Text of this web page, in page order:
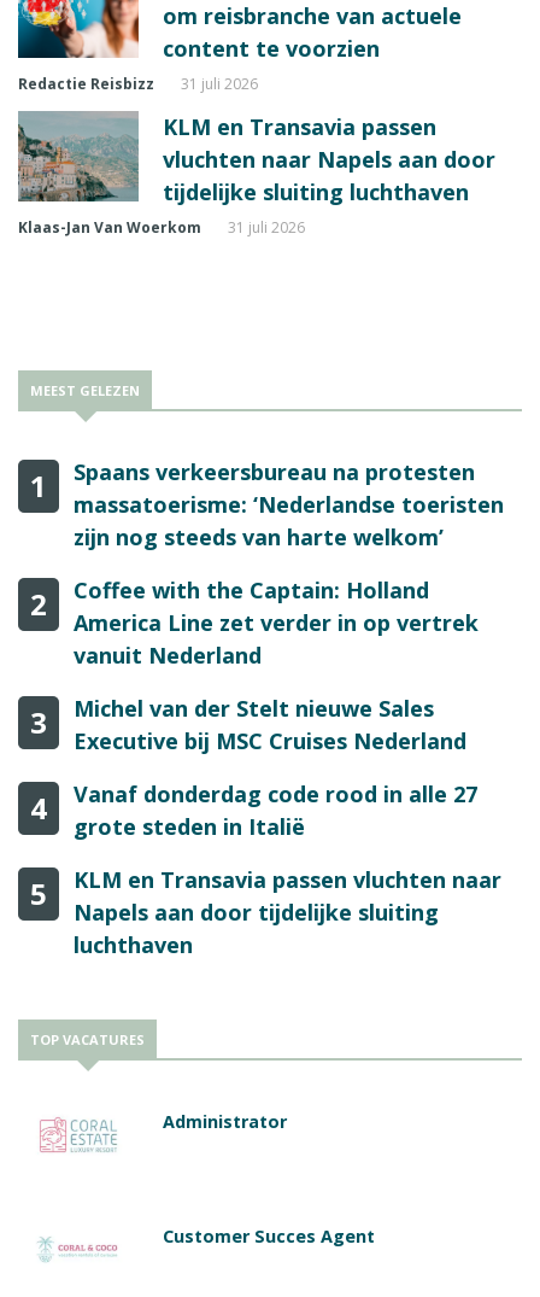
om reisbranche van actuele
content te voorzien
Redactie Reisbizz 31 juli 2026
KLM en Transavia passen
vluchten naar Napels aan door
tijdelijke sluiting luchthaven
Klaas-Jan Van Woerkom 31 juli 2026
MEEST GELEZEN
1
Spaans verkeersbureau na protesten
massatoerisme: ‘Nederlandse toeristen
zijn nog steeds van harte welkom’
2
Coffee with the Captain: Holland
America Line zet verder in op vertrek
vanuit Nederland
3
Michel van der Stelt nieuwe Sales
Executive bij MSC Cruises Nederland
4
Vanaf donderdag code rood in alle 27
grote steden in Italië
5
KLM en Transavia passen vluchten naar
Napels aan door tijdelijke sluiting
luchthaven
TOP VACATURES
Administrator
Customer Succes Agent